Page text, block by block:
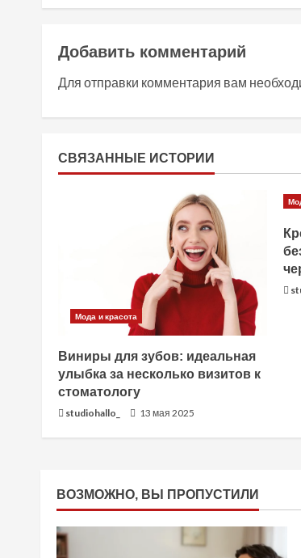
д
о
л
ж
е
н
Добавить комментарий
Для отправки комментария вам
СВЯЗАННЫЕ ИСТОРИИ
Мода и красота
Виниры для зубов: идеальная
улыбка за несколько визитов к
стоматологу
studiohallo_ 13 мая 2025
ВОЗМОЖНО, ВЫ ПРОПУСТИЛИ